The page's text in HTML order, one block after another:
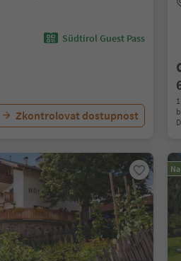
Südtirol Guest Pass
Zkontrolovat dostupnost